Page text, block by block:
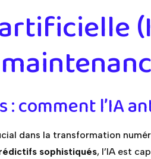
comment l’IA
dans la transformation
sophistiqués, l’IA est